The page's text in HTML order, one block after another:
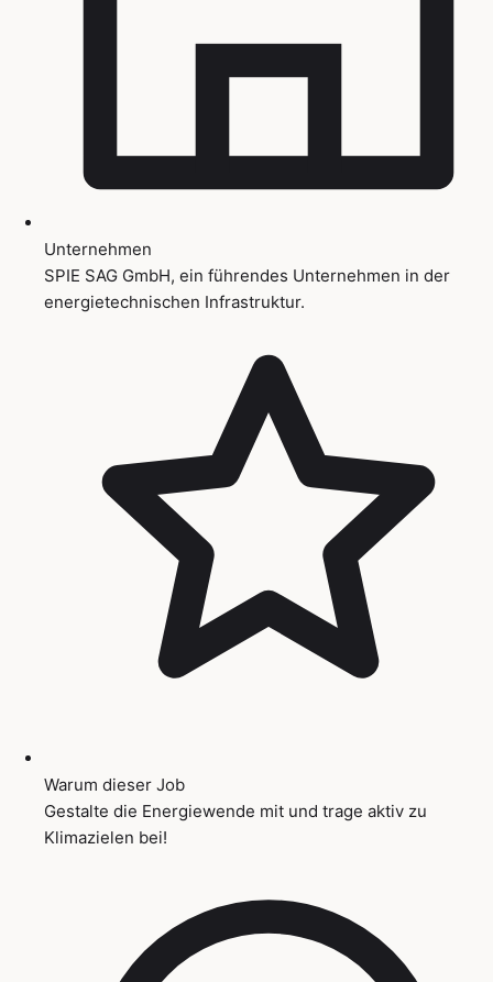
Unternehmen
SPIE SAG GmbH, ein führendes Unternehmen in der
energietechnischen Infrastruktur.
Warum dieser Job
Gestalte die Energiewende mit und trage aktiv zu
Klimazielen bei!